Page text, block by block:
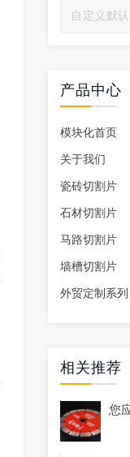
产品中心
模块化首页
关于我们
瓷砖切割片
石材切割片
马路切割片
墙槽切割片
外贸定制系列
相关推荐
您